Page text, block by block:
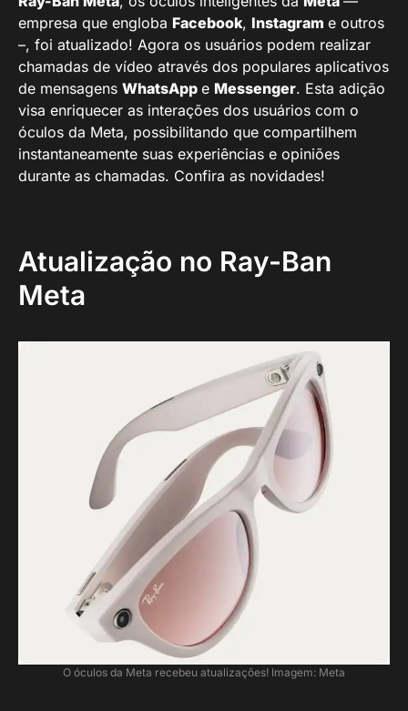
empresa que engloba Facebook, Instagram e outros
–, foi atualizado! Agora os usuários podem realizar
chamadas de vídeo através dos populares aplicativos
de mensagens WhatsApp e Messenger. Esta adição
visa enriquecer as interações dos usuários com o
óculos da Meta, possibilitando que compartilhem
instantaneamente suas experiências e opiniões
durante as chamadas. Confira as novidades!
Atualização no Ray-Ban
Meta
O óculos da Meta recebeu atualizações! Imagem: Meta